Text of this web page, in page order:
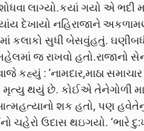
લાગ્યો.કયાં ગયો એ ભદી
દેખાયો નહિરાજાને
કલાકો સુધી બેસવુંહતું.
જ રાખવો હતો.રાજાનો
કહ્યું : ‘નામદાર,માઠા
મૃત્યુ થયું છે. કોઈએ તેનેગોળી
શક હતો, પણ
ચહેરો ઉદાસ થઇગયો. ‘ભારે